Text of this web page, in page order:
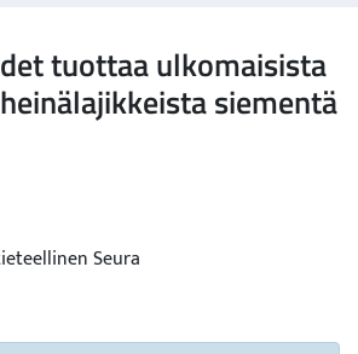
tuottaa ulkomaisista
siementä
Seura